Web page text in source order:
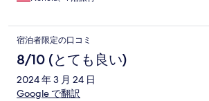
宿泊者限定の口コミ
8/10 (とても良い)
2024 年 3 月 24 日
Google で翻訳